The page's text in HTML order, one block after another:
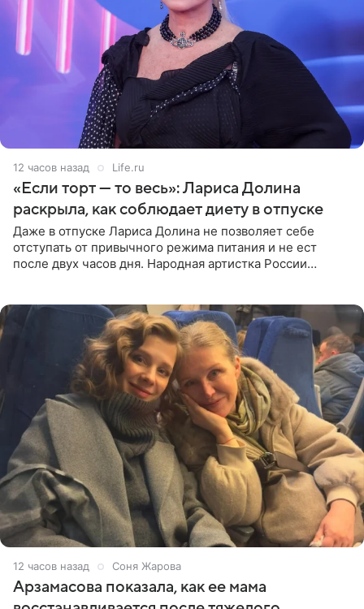
12 часов назад Life.ru
«Если торт — то весь»: Лариса Долина
раскрыла, как соблюдает диету в отпуске
Даже в отпуске Лариса Долина не позволяет себе
отступать от привычного режима питания и не ест
после двух часов дня. Народная артистка России
12 часов назад Соня Жарова
Арзамасова показала, как ее мама